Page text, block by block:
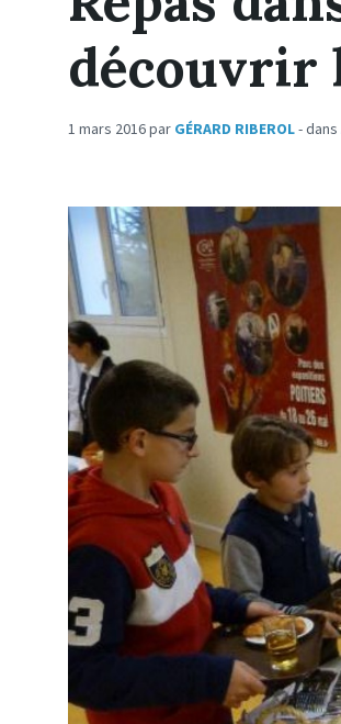
découvrir
1 mars 2016par GÉRARD RIBEROL- dans